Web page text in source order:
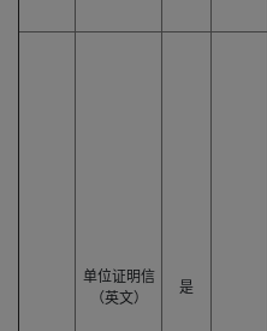
单位证明信
（英文）
是